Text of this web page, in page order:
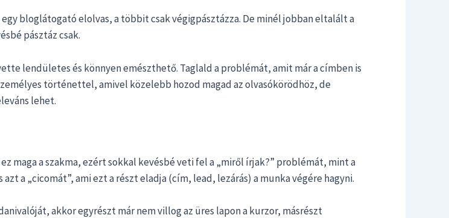
bloglátogató elolvas, a többit csak végigpásztázza. De minél jobban eltalált a
pásztáz csak.
lendületes és könnyen emészthető. Taglald a problémát, amit már a címben is
történettel, amivel közelebb hozod magad az olvasókörödhöz, de
lehet.
maga a szakma, ezért sokkal kevésbé veti fel a „miről írjak?” problémát, mint a
a „cicomát”, ami ezt a részt eladja (cím, lead, lezárás) a munka végére hagyni.
akkor egyrészt már nem villog az üres lapon a kurzor, másrészt